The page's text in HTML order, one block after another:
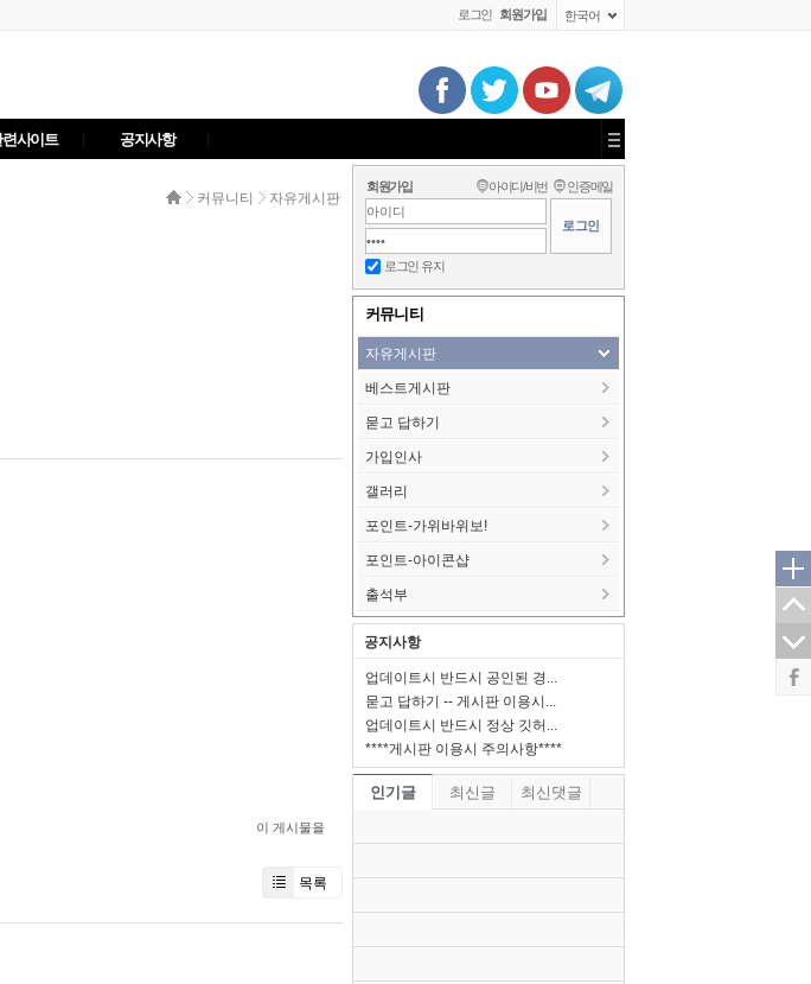
로그인 회원가입 한국어
사이트 공지사항
커뮤니티 자유게시판
이 게시물을
목록
회원가입 아이디/비번 인증메일
로그인 유지
커뮤니티
자유게시판
베스트게시판
묻고 답하기
가입인사
갤러리
포인트-가위바위보!
포인트-아이콘샵
출석부
공지사항
업데이트시 반드시 공인된 경...
묻고 답하기 -- 게시판 이용시...
업데이트시 반드시 정상 깃허...
****게시판 이용시 주의사항****
인기글 최신글 최신댓글